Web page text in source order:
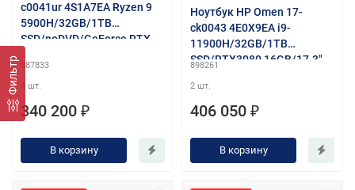
Фильтр
c0041ur 4S1A7EA Ryzen 9
5900H/32GB/1TB
SSD/noDVD/GeForce RTX
165Hz/Cam/BT/WiFi/Win10
Home/Mica Silver
887833
4 шт.
340 200 ₽
В корзину
Ноутбук HP Omen 17-
ck0043 4E0X9EA i9-
11900H/32GB/1TB
SSD/RTX3080 16GB/17.3"
Home/black
898261
2 шт.
406 050 ₽
В корзину